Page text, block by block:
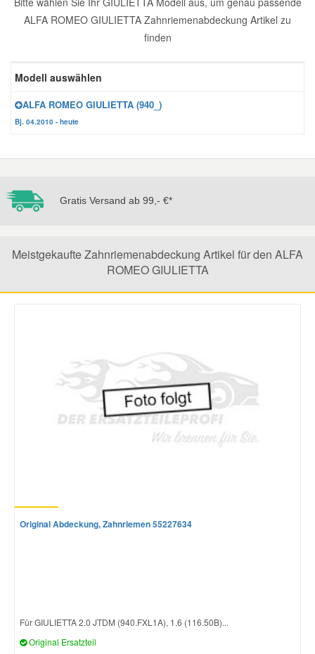
ALFA ROMEO GIULIETTA Zahnriemenabdeckung Artikel zu
finden
Modell auswählen
ALFA ROMEO GIULIETTA (940_)
Bj. 04.2010 - heute
Gratis Versand ab 99,- €*
Meistgekaufte Zahnriemenabdeckung Artikel für den ALFA
ROMEO GIULIETTA
Original Abdeckung, Zahnriemen 55227634
Für GIULIETTA 2.0 JTDM (940.FXL1A), 1.6 (116.50B)...
Original Ersatzteil
Reparatur-Zubehör
Schlüsselgehäuse
Winter-Autozubehör
Daewoo Ersatzteile
Dodge Ersatzteile
Kia Ersatzteile
Mercedes Ersatzteile
Mini Ersatzteile
Nissan Ersatzteile
Skoda Ersatzteile